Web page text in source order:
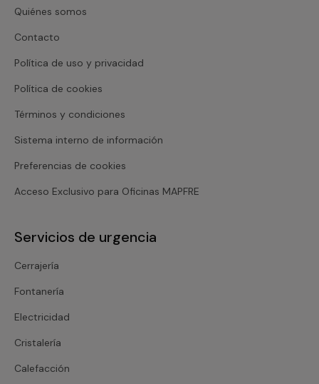
Quiénes somos
Contacto
Política de uso y privacidad
Política de cookies
Términos y condiciones
Sistema interno de información
Preferencias de cookies
Acceso Exclusivo para Oficinas MAPFRE
Servicios de urgencia
Cerrajería
Fontanería
Electricidad
Cristalería
Calefacción